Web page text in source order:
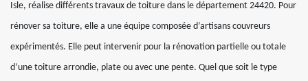
Isle, réalise différents travaux de toiture dans le département 24420. Pour
rénover sa toiture, elle a une équipe composée d’artisans couvreurs
expérimentés. Elle peut intervenir pour la rénovation partielle ou totale
d’une toiture arrondie, plate ou avec une pente. Quel que soit le type